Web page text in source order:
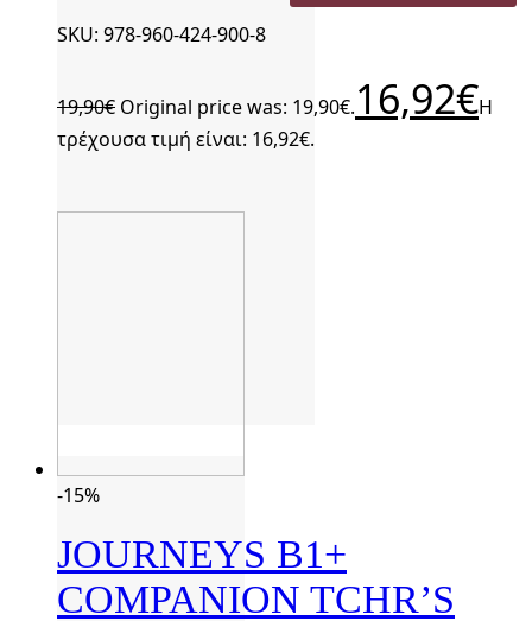
SKU: 978-960-424-900-8
19,90€ Original price was: 19,90€.16,92€Η
τρέχουσα τιμή είναι: 16,92€.
-15%
JOURNEYS B1+
COMPANION TCHR’S